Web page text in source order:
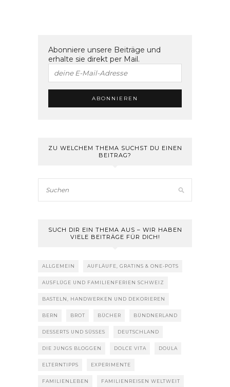
Abonniere unsere Beiträge und
erhalte sie direkt per Mail.
ZU WELCHEM THEMA SUCHST DU EINEN
BEITRAG?
SUCH DIR EIN THEMA AUS – WIR HABEN
VIELE BEITRÄGE FÜR DICH!
ALLGEMEIN AUFLÄUFE, GRATINS & ONE-POTS
AUSFLÜGE UND FAMILIENFERIEN SCHWEIZ
BASTELN, HANDWERKEN UND DEKORIEREN
BERN BROT BÜCHER BÜNDNERLAND
DESSERTS UND SÜSSES DEUTSCHLAND
DIE JUNGS BLOGGEN DOLCE VITA DOULA
ELTERNTIPPS EXPERIMENTE
FAMILIENLEBEN FAMILIENREISEN WELTWEIT